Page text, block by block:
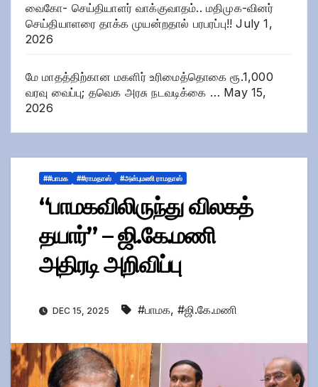
வைகோ- செய்தியாளர் வாக்குவாதம்.. மதிமுக-வினர்
செய்தியாளரை தாக்க முயன்றதால் பரபரப்பு!! July 1,
2026
மே மாதத்திற்கான மகளிர் உரிமைத்தொகை ரூ.1,000
வரவு வைப்பு; தவெக அரசு நடவடிக்கை … May 15,
2026
##பாமக ##ராமதாஸ் #அன்புமணி ராமதாஸ்
“பாமகவிலிருந்து விலகத்
தயார்” – ஜி.கே.மணி
அதிரடி அறிவிப்பு
DEC 15, 2025 #பாமக, #ஜி.கே.மணி